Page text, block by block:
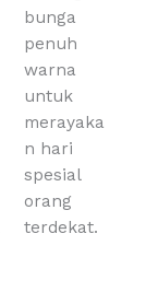
bunga
penuh
warna
untuk
merayaka
n hari
spesial
orang
terdekat.